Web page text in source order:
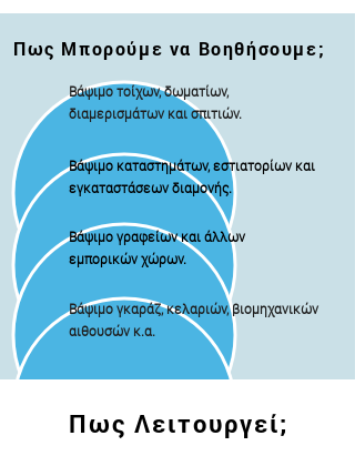
Πως Μπορούμε να Βοηθήσουμε;
Βάψιμο τοίχων, δωματίων,
διαμερισμάτων και σπιτιών.
Βάψιμο καταστημάτων, εστιατορίων και
εγκαταστάσεων διαμονής.
Βάψιμο γραφείων και άλλων
εμπορικών χώρων.
Βάψιμο γκαράζ, κελαριών, βιομηχανικών
αιθουσών κ.α.
Πως Λειτουργεί;